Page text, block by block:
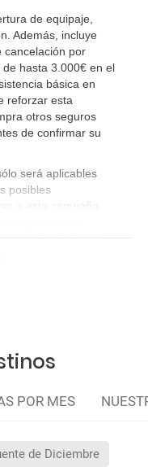
de equipaje,
Además, incluye
cancelación por
hasta 3.000€ en el
básica en
reforzar esta
otros seguros
de confirmar su
será aplicables
posibles
a esta campaña
POR MES
de Diciembre